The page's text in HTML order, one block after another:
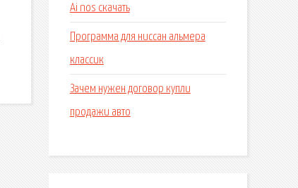
Ai nos скачать
Программа для ниссан альмера
классик
Зачем нужен договор купли
продажи авто